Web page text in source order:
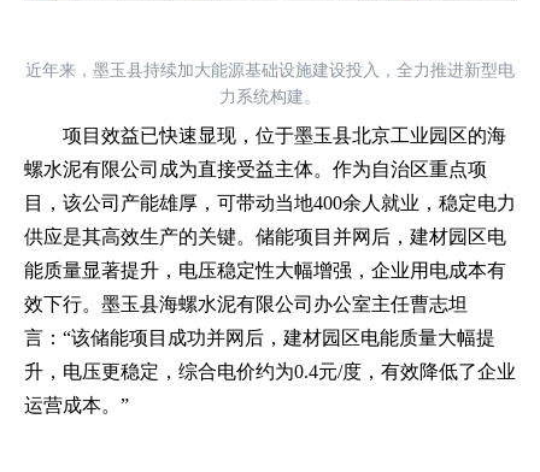
近年来，墨玉县持续加大能源基础设施建设投入，全力推进新型电
力系统构建。
项目效益已快速显现，位于墨玉县北京工业园区的海
螺水泥有限公司成为直接受益主体。作为自治区重点项
目，该公司产能雄厚，可带动当地400余人就业，稳定电力
供应是其高效生产的关键。储能项目并网后，建材园区电
能质量显著提升，电压稳定性大幅增强，企业用电成本有
效下行。墨玉县海螺水泥有限公司办公室主任曹志坦
言：“该储能项目成功并网后，建材园区电能质量大幅提
升，电压更稳定，综合电价约为0.4元/度，有效降低了企业
运营成本。”